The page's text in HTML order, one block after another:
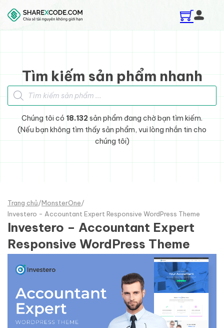
Skip to main content
Skip to footer
Tìm kiếm sản phẩm nhanh
Tìm kiếm sản phẩm
Chúng tôi có 18.132sản phẩm đang chờ bạn tìm kiếm.
(Nếu bạn không tìm thấy sản phẩm, vui lòng nhắn tin cho
chúng tôi)
Trang chủ/MonsterOne/
Investero - Accountant Expert Responsive WordPress Theme
Investero – Accountant Expert
Responsive WordPress Theme